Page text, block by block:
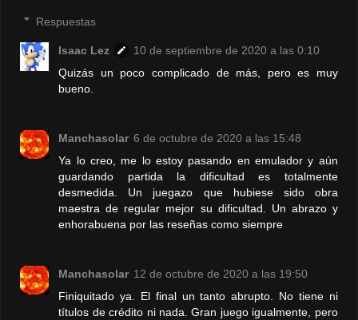
Respuestas
Isaac Lez
10 de septiembre de 2020 a las 0:10
Quizás un poco complicado de más, pero es muy
bueno.
Manchasolar 6 de octubre de 2020 a las 15:48
Ya lo creo, me lo estoy pasando en emulador y aún
guardando partida la dificultad es totalmente
desmedida. Un juegazo que hubiese sido obra
maestra de regular mejor su dificultad. Un abrazo y
enhorabuena por las reseñas como siempre
Manchasolar 12 de octubre de 2020 a las 19:50
Finiquitado ya. El final un tanto abrupto. No tiene ni
títulos de crédito ni nada. Gran juego igualmente, pero